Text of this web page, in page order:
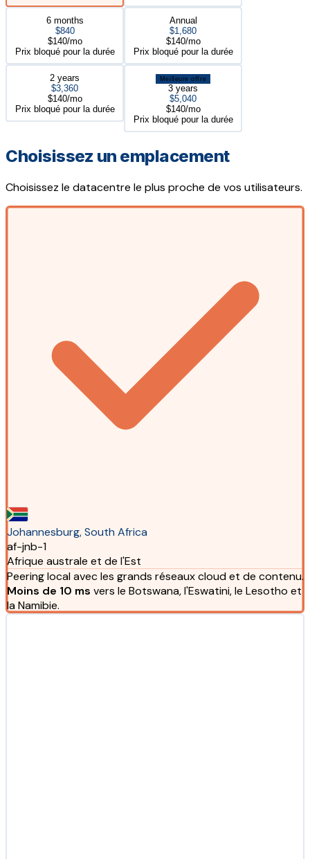
6 months
$840
$140/mo
Prix bloqué pour la durée
Annual
$1,680
$140/mo
Prix bloqué pour la durée
2 years
$3,360
$140/mo
Prix bloqué pour la durée
Meilleure offre
3 years
$5,040
$140/mo
Prix bloqué pour la durée
Choisissez un emplacement
Choisissez le datacentre le plus proche de vos utilisateurs.
Johannesburg, South Africa
af-jnb-1
Afrique australe et de l'Est
Peering local avec les grands réseaux cloud et de contenu.
Moins de 10 ms vers le Botswana, l'Eswatini, le Lesotho et
la Namibie.